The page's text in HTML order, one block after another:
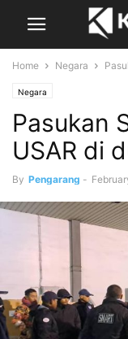
Home Negara
Negara
Pasukan
USAR di
By Pengarang -